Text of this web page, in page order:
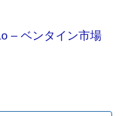
– ベンタイン市場